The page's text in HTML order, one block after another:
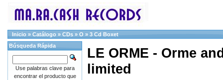
Inicio » Catálogo » CDs » O » 3 Cd Boxet
LE ORME - Orme
limited
Búsqueda Rápida
Use palabras clave para
encontrar el producto que